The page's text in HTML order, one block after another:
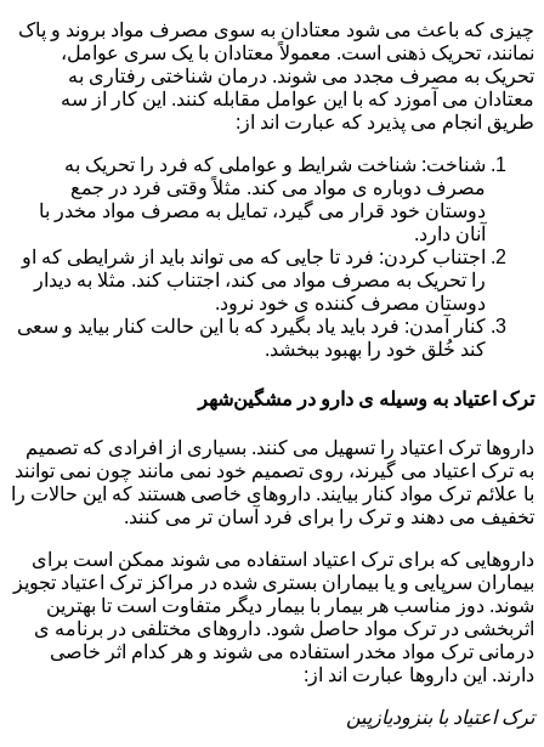
چیزی که باعث می شود معتادان به سوی مصرف مواد بروند و پاک
نمانند، تحریک ذهنی است. معمولاً معتادان با یک سری عوامل،
تحریک به مصرف مجدد می شوند. درمان شناختی رفتاری به
معتادان می آموزد که با این عوامل مقابله کنند. این کار از سه
طریق انجام می پذیرد که عبارت اند از:
شناخت: شناخت شرایط و عواملی که فرد را تحریک به
مصرف دوباره ی مواد می کند. مثلاً وقتی فرد در جمع
دوستان خود قرار می گیرد، تمایل به مصرف مواد مخدر با
آنان دارد.
اجتناب کردن: فرد تا جایی که می تواند باید از شرایطی که او
را تحریک به مصرف مواد می کند، اجتناب کند. مثلا به دیدار
دوستان مصرف کننده ی خود نرود.
کنار آمدن: فرد باید یاد بگیرد که با این حالت کنار بیاید و سعی
کند خُلق خود را بهبود ببخشد.
ترک اعتیاد به وسیله ی دارو در مشگین‌شهر
داروها ترک اعتیاد را تسهیل می کنند. بسیاری از افرادی که تصمیم
به ترک اعتیاد می گیرند، روی تصمیم خود نمی مانند چون نمی توانند
با علائم ترک مواد کنار بیایند. داروهای خاصی هستند که این حالات را
تخفیف می دهند و ترک را برای فرد آسان تر می کنند.
داروهایی که برای ترک اعتیاد استفاده می شوند ممکن است برای
بیماران سرپایی و یا بیماران بستری شده در مراکز ترک اعتیاد تجویز
شوند. دوز مناسب هر بیمار با بیمار دیگر متفاوت است تا بهترین
اثربخشی در ترک مواد حاصل شود. داروهای مختلفی در برنامه ی
درمانی ترک مواد مخدر استفاده می شوند و هر کدام اثر خاصی
دارند. این داروها عبارت اند از:
ترک اعتیاد با بنزودیازپین